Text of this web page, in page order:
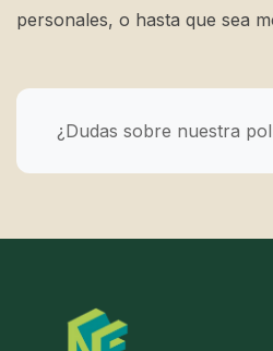
personales, o hasta que sea
¿Dudas sobre nuestra